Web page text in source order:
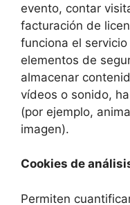
evento, contar
facturación de
funciona el
elementos de
almacenar
vídeos o sonido,
(por ejemplo,
imagen).
Cookies de
Permiten